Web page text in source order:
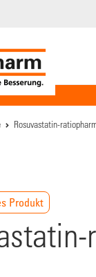
Rosuvastatin-
Produkt